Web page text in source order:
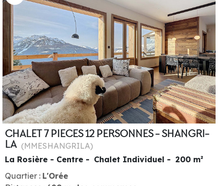
CHALET 7 PIECES 12 PERSONNES - SHANGRI-
LA (MMESHANGRILA)
La Rosière - Centre
Chalet Individuel 200 m²
Quartier : L'Orée